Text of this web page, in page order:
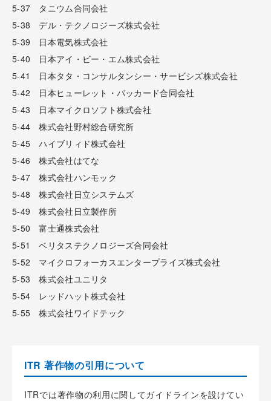
5-37 タニウム合同会社
5-38 デル・テクノロジーズ株式会社
5-39 日本電気株式会社
5-40 日本アイ・ビー・エム株式会社
5-41 日本タタ・コンサルタンシー・サービシズ株式会社
5-42 日本ヒューレット・パッカード合同会社
5-43 日本マイクロソフト株式会社
5-44 株式会社野村総合研究所
5-45 ハイブリィド株式会社
5-46 株式会社はてな
5-47 株式会社ハンモック
5-48 株式会社日立システムズ
5-49 株式会社日立製作所
5-50 富士通株式会社
5-51 ベリタステクノロジーズ合同会社
5-52 マイクロフォーカスエンタープライズ株式会社
5-53 株式会社ユニリタ
5-54 レッドハット株式会社
5-55 株式会社ワイドテック
ITR 著作物の引用について
ITRでは著作物の利用に関してガイドラインを設けてい